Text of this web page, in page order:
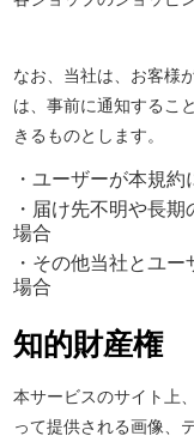
なお、当社は、お客様
は、事前に通知するこ
きるものとします。
・ユーザーが本規
・届け先不明や長
場合
・その他当社とユ
場合
知的財産権
本サービスのサイト上
って提供される画像、